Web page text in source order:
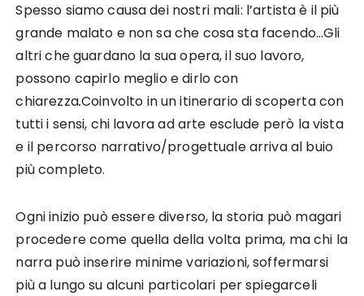
Spesso siamo causa dei nostri mali: l’artista è il più
grande malato e non sa che cosa sta facendo…Gli
altri che guardano la sua opera, il suo lavoro,
possono capirlo meglio e dirlo con
chiarezza.Coinvolto in un itinerario di scoperta con
tutti i sensi, chi lavora ad arte esclude però la vista
e il percorso narrativo/progettuale arriva al buio
più completo.
Ogni inizio può essere diverso, la storia può magari
procedere come quella della volta prima, ma chi la
narra può inserire minime variazioni, soffermarsi
più a lungo su alcuni particolari per spiegarceli